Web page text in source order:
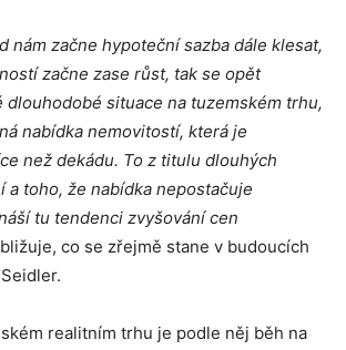
nám začne hypoteční sazba dále klesat,
začne zase růst, tak se opět
dlouhodobé situace na tuzemském trhu,
nabídka nemovitostí, která je
než dekádu. To z titulu dlouhých
a toho, že nabídka nepostačuje
tu tendenci zvyšování cen
co se zřejmě stane v budoucích
realitním trhu je podle něj běh na